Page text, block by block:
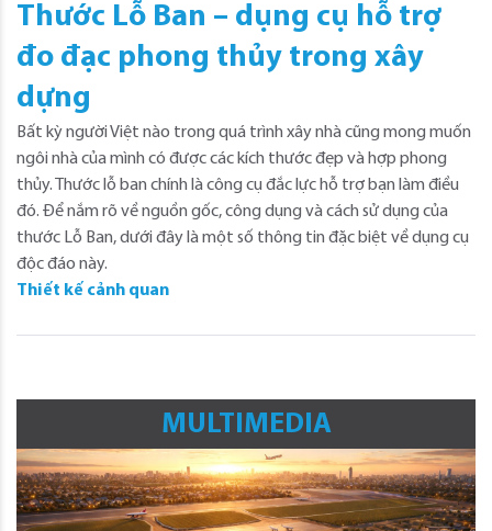
Thước Lỗ Ban – dụng cụ hỗ trợ
đo đạc phong thủy trong xây
dựng
Bất kỳ người Việt nào trong quá trình xây nhà cũng mong muốn
ngôi nhà của mình có được các kích thước đẹp và hợp phong
thủy. Thước lỗ ban chính là công cụ đắc lực hỗ trợ bạn làm điều
đó. Để nắm rõ về nguồn gốc, công dụng và cách sử dụng của
thước Lỗ Ban, dưới đây là một số thông tin đặc biệt về dụng cụ
độc đáo này.
Thiết kế cảnh quan
MULTIMEDIA